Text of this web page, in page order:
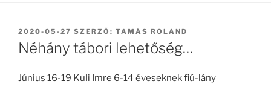
BEKÜLDVE:
2020-05-27 SZERZŐ: TAMÁS ROLAND
Néhány tábori lehetőség…
Június 16-19 Kuli Imre 6-14 éveseknek fiú-lány